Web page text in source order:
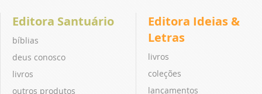
Editora Santuário
bíblias
deus conosco
livros
outros produtos
Editora Ideias &
Letras
livros
coleções
lançamentos